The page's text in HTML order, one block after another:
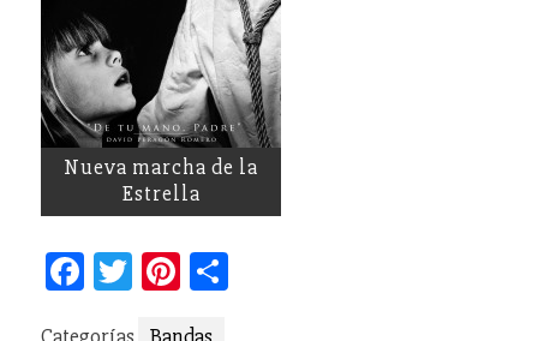
Nueva marcha de la
Estrella
Facebook
TwitterPinterest
Categorías Bandas